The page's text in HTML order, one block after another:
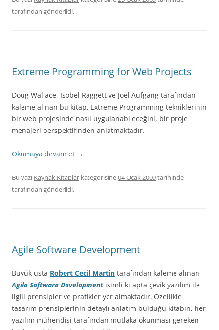
tarafından gönderildi.
Extreme Programming for Web Projects
Doug Wallace, Isobel Raggett ve Joel Aufgang tarafından
kaleme alınan bu kitap, Extreme Programming tekniklerinin
bir web projesinde nasıl uygulanabileceğini, bir proje
menajeri perspektifinden anlatmaktadır.
Okumaya devam et →
Bu yazı Kaynak Kitaplar kategorisine04 Ocak 2009tarihinde
tarafından gönderildi.
Agile Software Development
Büyük usta Robert Cecil Martin tarafından kaleme alınan
Agile Software Development isimli kitapta çevik yazılım ile
ilgili prensipler ve pratikler yer almaktadır. Özellikle
tasarım prensiplerinin detaylı anlatım bulduğu kitabın, her
yazılım mühendisi tarafından mutlaka okunması gereken